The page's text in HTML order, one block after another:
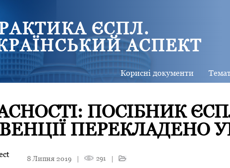
ЄСПЛ.
АСПЕКТ
Корисні документи
ПОСІБНИК
ПЕРЕКЛАДЕНО
8 Липня 2019 | 291 |